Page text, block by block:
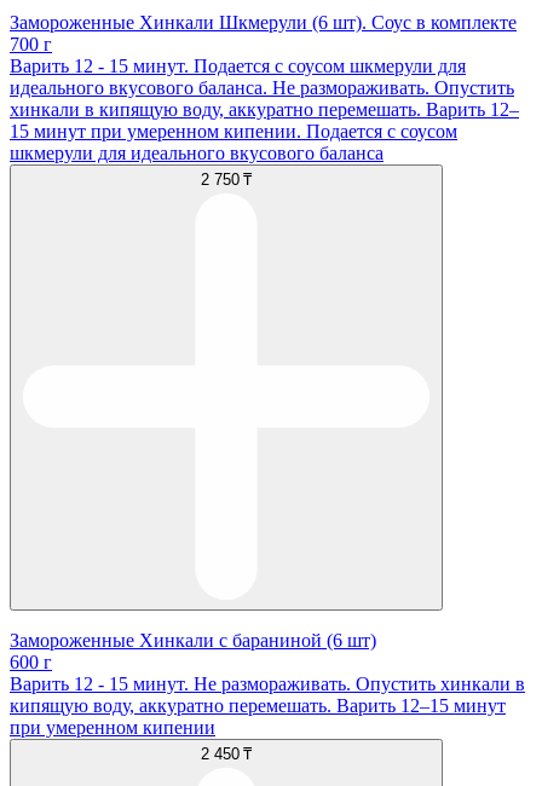
Замороженные Хинкали Шкмерули (6 шт). Соус в комплекте
700 г
Варить 12 - 15 минут. Подается с соусом шкмерули для
идеального вкусового баланса. Не размораживать. Опустить
хинкали в кипящую воду, аккуратно перемешать. Варить 12–
15 минут при умеренном кипении. Подается с соусом
шкмерули для идеального вкусового баланса
2 750 ₸
Замороженные Хинкали с бараниной (6 шт)
600 г
Варить 12 - 15 минут. Не размораживать. Опустить хинкали в
кипящую воду, аккуратно перемешать. Варить 12–15 минут
при умеренном кипении
2 450 ₸